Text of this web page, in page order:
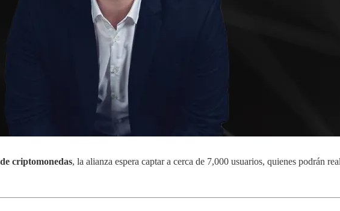
criptomonedas, la alianza espera captar a cerca de 7,000 usuarios, quienes podrán